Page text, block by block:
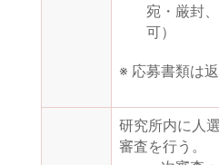
宛・厳封
可）
※ 応募書類は
研究所内に人
審査を行う。